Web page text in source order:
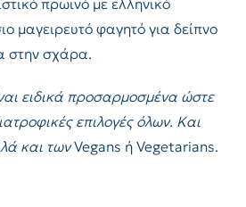
μαγειρευτό φαγητό για δείπνο
στην σχάρα.
ειδικά προσαρμοσμένα ώστε
επιλογές όλων. Και
και τωνVegans ή Vegetarians.